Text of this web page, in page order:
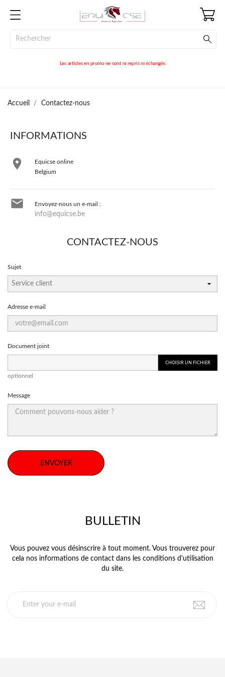
Les articles en promo ne sont ni repris ni échangés
Accueil Contactez-nous
INFORMATIONS

Equicse online
Belgium
 Envoyez-nous un e-mail :
info@equicse.be
CONTACTEZ-NOUS
Sujet
Adresse e-mail
Document joint
CHOISIR UN FICHIER
optionnel
Message
BULLETIN
Vous pouvez vous désinscrire à tout moment. Vous trouverez pour
cela nos informations de contact dans les conditions d'utilisation
du site.